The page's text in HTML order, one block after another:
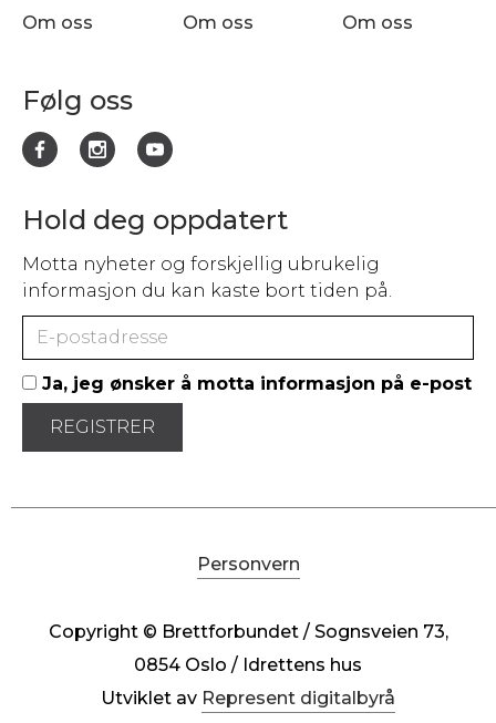
Om oss
Om oss
Om oss
Følg oss
Hold deg oppdatert
Motta nyheter og forskjellig ubrukelig
informasjon du kan kaste bort tiden på.
Ja, jeg ønsker å motta informasjon på e-post
Personvern
Copyright © Brettforbundet / Sognsveien 73,
0854 Oslo / Idrettens hus
Utviklet av Represent digitalbyrå